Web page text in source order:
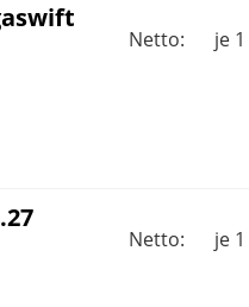
swift
Netto: je 1
Netto: je 1